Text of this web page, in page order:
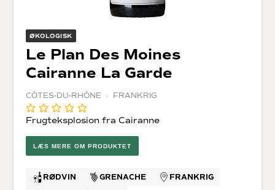
ØKOLOGISK
Le Plan Des Moines
Cairanne La Garde
CÔTES-DU-RHÔNE · FRANKRIG
Frugteksplosion fra Cairanne
LÆS MERE OM PRODUKTET
RØDVIN GRENACHE
FRANKRIG